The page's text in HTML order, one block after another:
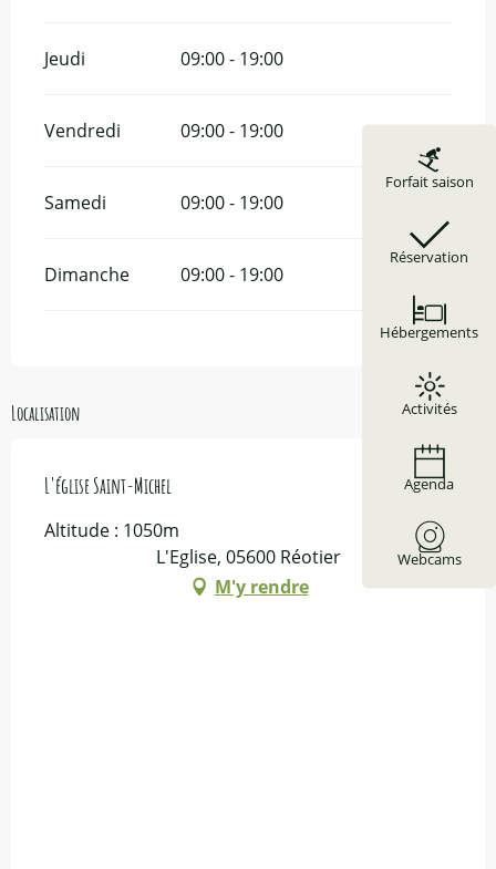
Forfait saison
Réservation
Hébergements
Activités
Agenda
Webcams
Jeudi 09:00 - 19:00
Vendredi 09:00 - 19:00
Samedi 09:00 - 19:00
Dimanche 09:00 - 19:00
Localisation
L'église Saint-Michel
Altitude : 1050m
L'Eglise, 05600 Réotier
M'y rendre